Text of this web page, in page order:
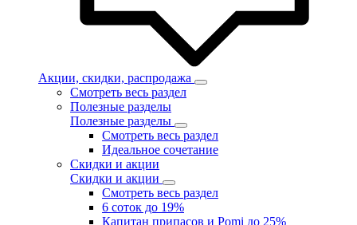
Акции, скидки, распродажа
Смотреть весь раздел
Полезные разделы
Полезные разделы
Смотреть весь раздел
Идеальное сочетание
Скидки и акции
Скидки и акции
Смотреть весь раздел
6 соток до 19%
Капитан припасов и Pomi до 25%